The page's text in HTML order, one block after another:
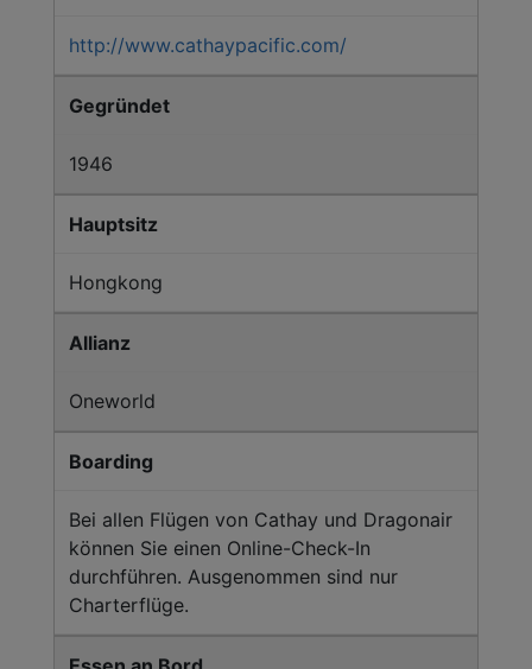
http://www.cathaypacific.com/
Gegründet
1946
Hauptsitz
Hongkong
Allianz
Oneworld
Boarding
Bei allen Flügen von Cathay und Dragonair
können Sie einen Online-Check-In
durchführen. Ausgenommen sind nur
Charterflüge.